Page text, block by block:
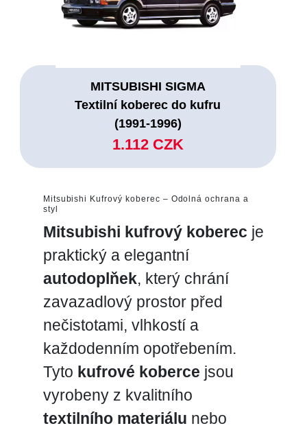
MITSUBISHI SIGMA
Textilní koberec do kufru
(1991-1996)
1.112 CZK
Mitsubishi Kufrový koberec – Odolná ochrana a
styl
Mitsubishi kufrový koberec je
praktický a elegantní
autodoplňek, který chrání
zavazadlový prostor před
nečistotami, vlhkostí a
každodenním opotřebením.
Tyto kufrové koberce jsou
vyrobeny z kvalitního
textilního materiálu nebo